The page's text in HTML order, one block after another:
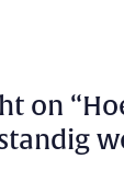
on “